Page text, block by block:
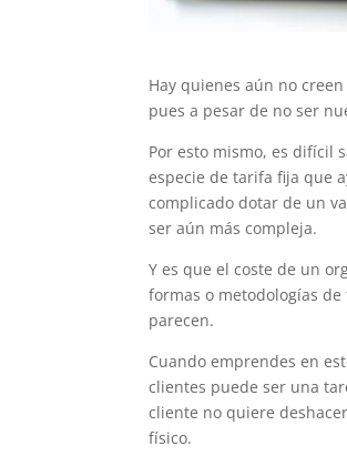
Hay quienes aún no
pues a pesar de no ser
Por esto mismo, es difícil
especie de tarifa fija que
complicado dotar de un
ser aún más compleja.
Y es que el coste de un
formas o metodologías
parecen.
Cuando emprendes en
clientes puede ser una
cliente no quiere
físico.